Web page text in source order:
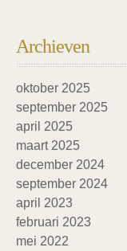
Archieven
oktober 2025
september 2025
april 2025
maart 2025
december 2024
september 2024
april 2023
februari 2023
mei 2022